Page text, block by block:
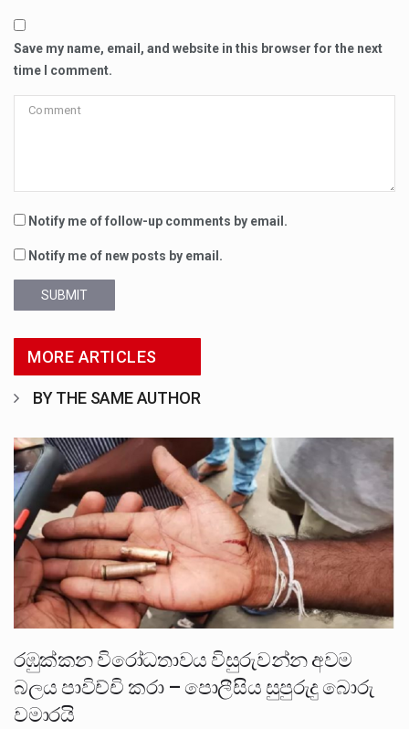
Save my name, email, and website in this browser for the next
time I comment.
Notify me of follow-up comments by email.
Notify me of new posts by email.
SUBMIT
MORE ARTICLES
BY THE SAME AUTHOR
රඹුක්කන විරෝධතාවය විසුරුවන්න අවම
බලය පාවිච්චි කරා – පොලීසිය සුපුරුදු බොරු
වමාරයි